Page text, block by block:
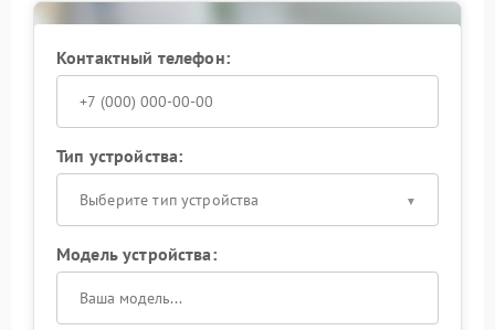
Контактный телефон:
Тип устройства:
Выберите тип устройства
Модель устройства: